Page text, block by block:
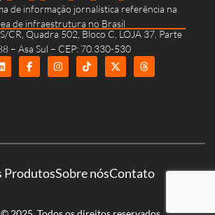
de informação jornalística referência na
de infraestrutura no Brasil
CR, Quadra 502, Bloco C, LOJA 37, Parte
– Asa Sul – CEP: 70.330-530
ProdutosSobre nósContato